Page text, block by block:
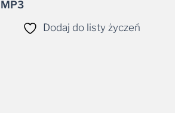
MP3
Dodaj do listy życzeń